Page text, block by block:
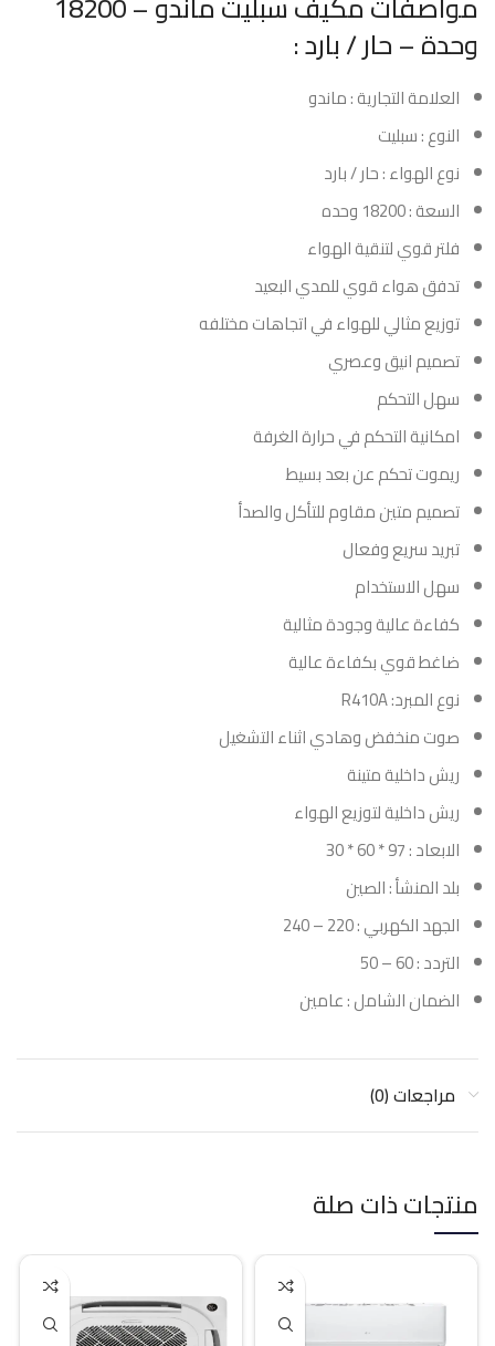
وحدة – حار / بارد :
العلامة التجارية : ماندو
النوع : سبليت
نوع الهواء : حار / بارد
السعة : 18200 وحده
فلتر قوي لتنقية الهواء
تدفق هواء قوي للمدي البعيد
توزيع مثالي للهواء في اتجاهات مختلفه
تصميم انيق وعصري
سهل التحكم
امكانية التحكم في حرارة الغرفة
ريموت تحكم عن بعد بسيط
تصميم متين مقاوم للتأكل والصدأ
تبريد سريع وفعال
سهل الاستخدام
كفاءة عالية وجودة مثالية
ضاغط قوي بكفاءة عالية
نوع المبرد: R410A
صوت منخفض وهادي اثناء التشغيل
ريش داخلية متينة
ريش داخلية لتوزيع الهواء
الابعاد : 97 * 60 * 30
بلد المنشأ : الصين
الجهد الكهربي : 220 – 240
التردد : 60 – 50
الضمان الشامل : عامين
مراجعات (0)
منتجات ذات صلة